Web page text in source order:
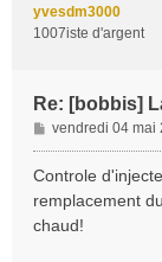
yvesdm3000
1007iste d'argent
Re: [bobbis]
M
e
a
g
vendredi 04 mai
Controle
remplacement
chaud!